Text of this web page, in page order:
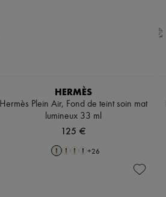
HERMÈS
Hermès Plein Air, Fond de teint soin mat
lumineux 33 ml
125 €
+26